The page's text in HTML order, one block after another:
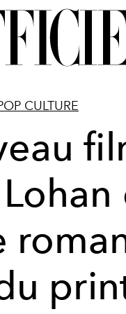
CULTURE